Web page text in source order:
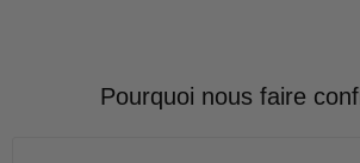
Pourquoi nous faire